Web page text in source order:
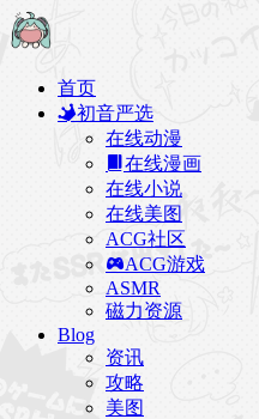
首页
初音严选
在线动漫
在线漫画
在线小说
在线美图
ACG社区
ACG游戏
ASMR
磁力资源
Blog
资讯
攻略
美图